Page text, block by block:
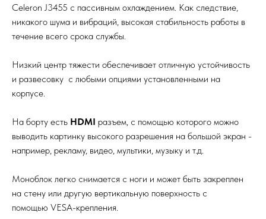
Celeron J3455 с пассивным охлаждением. Как следствие,
никакого шума и вибраций, высокая стабильность работы в
течение всего срока службы.
Низкий центр тяжести обеспечивает отличную устойчивость
и развесовку с любыми опциями установленными на
корпусе.
На борту есть HDMI разъем, с помощью которого можно
выводить картинку высокого разрешения на большой экран -
например, рекламу, видео, мультики, музыку и т.д.
Моноблок легко снимается с ноги и может быть закреплен
на стену или другую вертикальную поверхность с
помощью VESA-крепления.